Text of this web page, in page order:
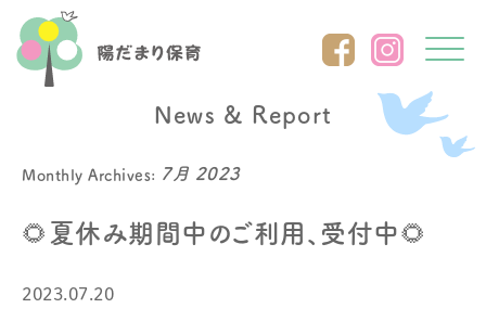
Click
News & Report
Monthly Archives: 7月 2023
🌻夏休み期間中のご利用、受付中🌻
2023.07.20